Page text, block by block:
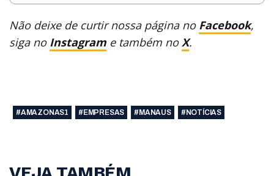
Não deixe de curtir nossa página no Facebook,
siga no Instagram e também noX.
#AMAZONAS1 #EMPRESAS #MANAUS #NOTÍCIAS